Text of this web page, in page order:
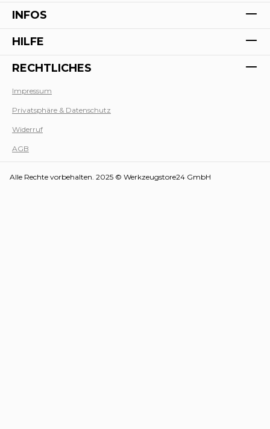
INFOS
HILFE
RECHTLICHES
Impressum
Privatsphäre & Datenschutz
Widerruf
AGB
Alle Rechte vorbehalten. 2025 © Werkzeugstore24 GmbH